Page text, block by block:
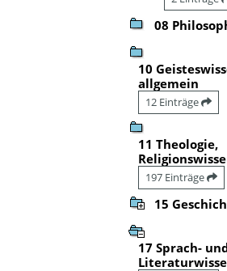
08
10
allgemein
12 Einträge
11 Theologie,
197 Einträge
15
17 Sprach-